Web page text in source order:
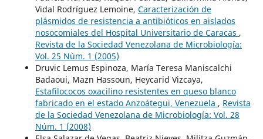
Vidal Rodríguez Lemoine, Caracterización de
plásmidos de resistencia a antibióticos en aislados
nosocomiales del Hospital Universitario de Caracas ,
Revista de la Sociedad Venezolana de Microbiología:
Vol. 25 Núm. 1 (2005)
Druvic Lemus Espinoza, María Teresa Maniscalchi
Badaoui, Mazn Hassoun, Heycarid Vizcaya,
Estafilococos oxacilino resistentes en queso blanco
fabricado en el estado Anzoátegui, Venezuela , Revista
de la Sociedad Venezolana de Microbiología: Vol. 28
Núm. 1 (2008)